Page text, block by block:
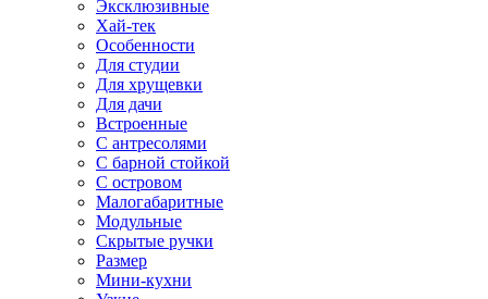
Эксклюзивные
Хай-тек
Особенности
Для студии
Для хрущевки
Для дачи
Встроенные
С антресолями
С барной стойкой
С островом
Малогабаритные
Модульные
Скрытые ручки
Размер
Мини-кухни